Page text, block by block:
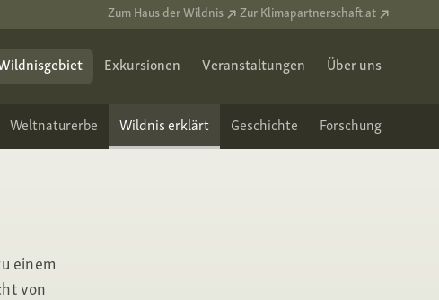
Zum Haus der Wildnis Zur Klimapartnerschaft.at
Exkursionen Veranstaltungen Über uns
Weltnaturerbe Wildnis erklärt Geschichte Forschung
einem
von